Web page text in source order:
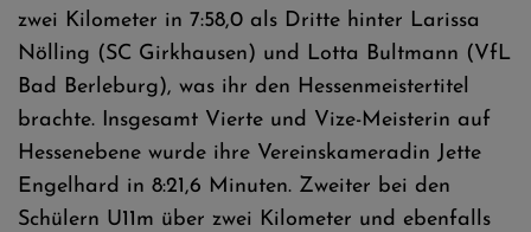
zwei Kilometer in 7:58,0 als Dritte hinter Larissa
Nölling (SC Girkhausen) und Lotta Bultmann (VfL
Bad Berleburg), was ihr den Hessenmeistertitel
brachte. Insgesamt Vierte und Vize-Meisterin auf
Hessenebene wurde ihre Vereinskameradin Jette
Engelhard in 8:21,6 Minuten. Zweiter bei den
Schülern U11m über zwei Kilometer und ebenfalls